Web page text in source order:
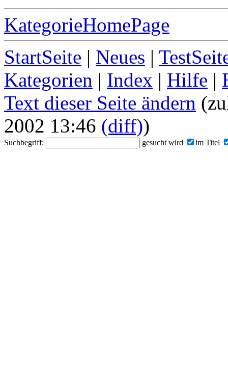
KategorieHomePage
StartSeite | Neues |
Kategorien | Index | Hilfe |
Text dieser Seite ändern
2002 13:46 (diff))
Suchbegriff: gesucht wird im Titel